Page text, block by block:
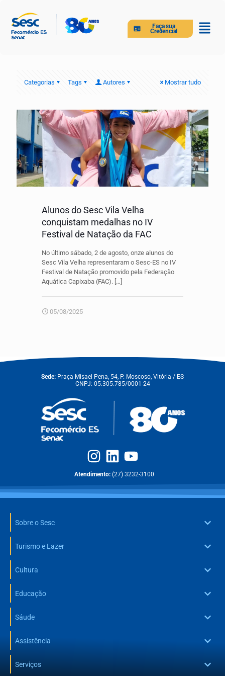
Faça sua
Credencial
Categorias Tags Autores Mostrar tudo
Alunos do Sesc Vila Velha
conquistam medalhas no IV
Festival de Natação da FAC
No último sábado, 2 de agosto, onze alunos do
Sesc Vila Velha representaram o Sesc-ES no IV
Festival de Natação promovido pela Federação
Aquática Capixaba (FAC). […]
05/08/2025
Sede: Praça Misael Pena, 54, P. Moscoso, Vitória / ES
CNPJ: 05.305.785/0001-24
Atendimento: (27) 3232-3100
Sobre o Sesc
Turismo e Lazer
Cultura
Educação
Sáude
Assistência
Serviços